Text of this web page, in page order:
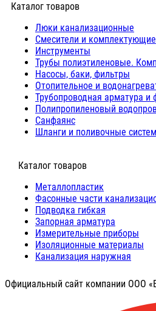
Каталог товаров
Люки канализационные
Cмесители и комплектующие
Инструменты
Трубы полиэтиленовые.
Насосы, баки, фильтры
Отопительное и
Трубопроводная арматура и
Полипропиленовый
Санфаянс
Шланги и поливочные
⠀Каталог товаров
Металлопластик
Фасонные части
Подводка гибкая
Запорная арматура
Измерительные приборы
Изоляционные материалы
Канализация наружная
Официальный сайт компании ООО